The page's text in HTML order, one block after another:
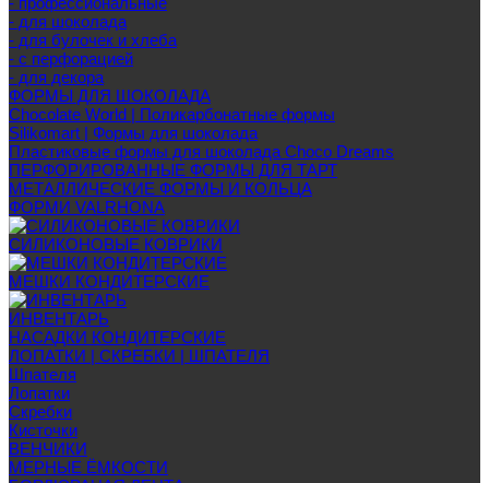
- для шоколада
- для булочек и хлеба
- с перфорацией
- для декора
ФОРМЫ ДЛЯ ШОКОЛАДА
Chocolate World | Поликарбонатные формы
Silikomart | Формы для шоколада
Пластиковые формы для шоколада Choco Dreams
ПЕРФОРИРОВАННЫЕ ФОРМЫ ДЛЯ ТАРТ
МЕТАЛЛИЧЕСКИЕ ФОРМЫ И КОЛЬЦА
ФОРМИ VALRHONA
СИЛИКОНОВЫЕ КОВРИКИ
МЕШКИ КОНДИТЕРСКИЕ
ИНВЕНТАРЬ
НАСАДКИ КОНДИТЕРСКИЕ
ЛОПАТКИ | СКРЕБКИ | ШПАТЕЛЯ
Шпателя
Лопатки
Скребки
Кисточки
ВЕНЧИКИ
МЕРНЫЕ ЁМКОСТИ